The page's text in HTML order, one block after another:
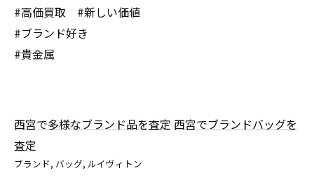
#高価買取 #新しい価値
#ブランド好き
#貴金属
西宮で多様なブランド品を査定 西宮でブランドバッグを
査定
ブランド バッグ ルイヴィトン